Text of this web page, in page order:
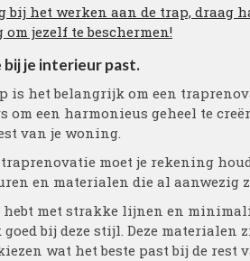
bij het werken aan de trap, draag
jezelf te beschermen!
je interieur past.
is het belangrijk om een
om een harmonieus geheel te
van je woning.
moet je rekening
en materialen die al aanwezig
met strakke lijnen en
goed bij deze stijl. Deze
wat het beste past bij de rest